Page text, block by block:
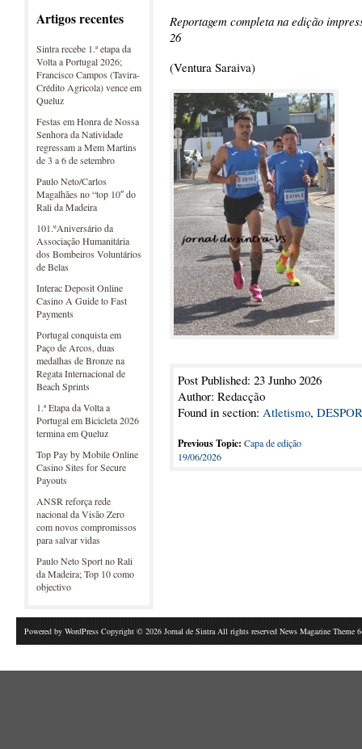
Artigos recentes
Sintra recebe 1.ª etapa da
Volta a Portugal 2026;
Francisco Campos (Tavira-
Crédito Agricola) vence em
Queluz
Festas em Honra de Nossa
Senhora da Natividade
regressam a Mem Martins
de 3 a 6 de setembro
Paulo Neto/Carlos
Magalhães no “top 10″ do
Rali da Madeira
101.ºAniversário da
Associação Humanitária
dos Bombeiros Voluntários
de Belas
Interac Deposit Online
Casino A Guide to Fast
Payments
Portugal conquista em
Paço de Arcos, duas
medalhas de Bronze na
Regata Internacional de
Beach Sprints
1.ª Etapa da Volta a
Portugal em Bicicleta 2026
termina em Queluz
Top Pay by Mobile Online
Casino Sites for Secure
Payouts
ANSR reforça rede
nacional da Visão Zero
com novos compromissos
para salvar vidas
Paulo Neto Sport no Rali
da Madeira; Top 10 como
objectivo
Reportagem completa na edição
26
(Ventura Saraiva)
Post Published: 23 Junho 2026
Author: Redacção
Found in section: Atletismo,
Previous Topic: Capa de edição
19/06/2026
Powered by WordPress Copyright © 2026 Jornal de Sintra All rights reserved News Magazine Theme